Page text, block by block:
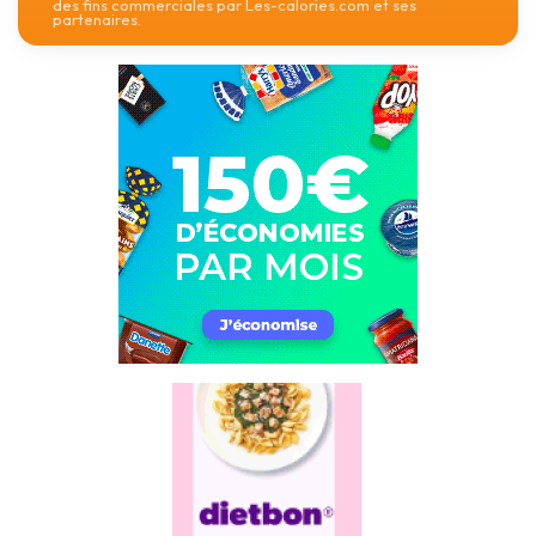
des fins commerciales par Les-calories.com et ses
partenaires.